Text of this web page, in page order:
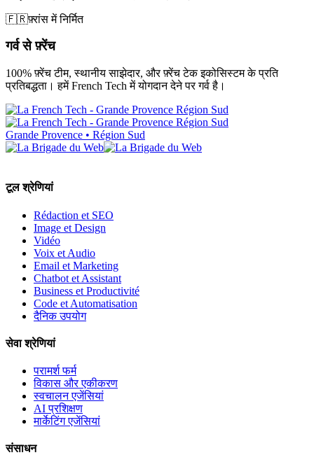
🇫🇷फ़्रांस में निर्मित
गर्व से फ़्रेंच
100% फ़्रेंच टीम, स्थानीय साझेदार, और फ़्रेंच टेक इकोसिस्टम के प्रति
प्रतिबद्धता। हमें French Tech में योगदान देने पर गर्व है।
Grande Provence • Région Sud
टूल श्रेणियां
Rédaction et SEO
Image et Design
Vidéo
Voix et Audio
Email et Marketing
Chatbot et Assistant
Business et Productivité
Code et Automatisation
दैनिक उपयोग
सेवा श्रेणियां
परामर्श फर्म
विकास और एकीकरण
स्वचालन एजेंसियां
AI प्रशिक्षण
मार्केटिंग एजेंसियां
संसाधन